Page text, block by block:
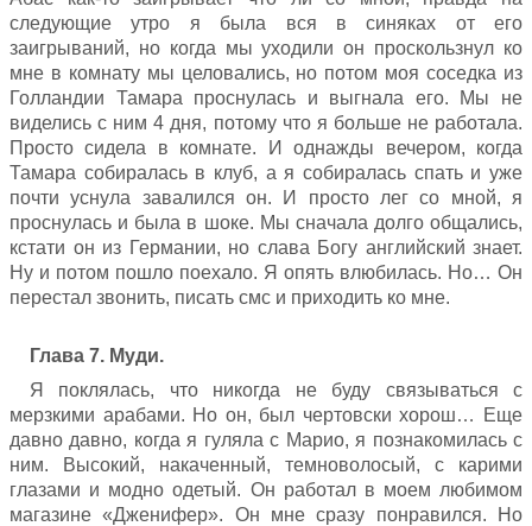
следующие утро я была вся в синяках от его
заигрываний, но когда мы уходили он проскользнул ко
мне в комнату мы целовались, но потом моя соседка из
Голландии Тамара проснулась и выгнала его. Мы не
виделись с ним 4 дня, потому что я больше не работала.
Просто сидела в комнате. И однажды вечером, когда
Тамара собиралась в клуб, а я собиралась спать и уже
почти уснула завалился он. И просто лег со мной, я
проснулась и была в шоке. Мы сначала долго общались,
кстати он из Германии, но слава Богу английский знает.
Ну и потом пошло поехало. Я опять влюбилась. Но… Он
перестал звонить, писать смс и приходить ко мне.
Глава 7. Муди.
Я поклялась, что никогда не буду связываться с
мерзкими арабами. Но он, был чертовски хорош… Еще
давно давно, когда я гуляла с Марио, я познакомилась с
ним. Высокий, накаченный, темноволосый, с карими
глазами и модно одетый. Он работал в моем любимом
магазине «Дженифер». Он мне сразу понравился. Но